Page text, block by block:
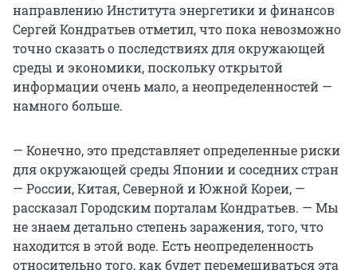
направлению Института энергетики и финансов
Сергей Кондратьев отметил, что пока невозможно
точно сказать о последствиях для окружающей
среды и экономики, поскольку открытой
информации очень мало, а неопределенностей —
намного больше.
— Конечно, это представляет определенные риски
для окружающей среды Японии и соседних стран
— России, Китая, Северной и Южной Кореи, —
рассказал Городским порталам Кондратьев. — Мы
не знаем детально степень заражения, того, что
находится в этой воде. Есть неопределенность
относительно того, как будет перемешиваться эта